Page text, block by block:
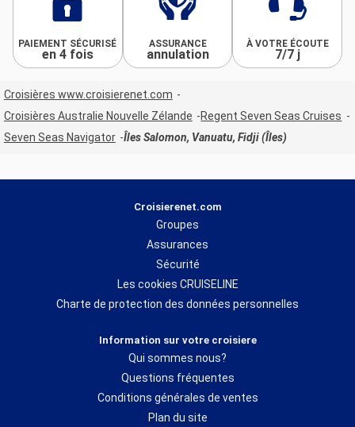
PAIEMENT SÉCURISÉ
en 4 fois
ASSURANCE
annulation
À VOTRE ÉCOUTE
7/7 j
Croisières www.croisierenet.com
Croisières Australie Nouvelle Zélande
Regent Seven Seas Cruises
Seven Seas Navigator
Îles Salomon, Vanuatu, Fidji (Îles)
Croisierenet.com
Groupes
Assurances
Sécurité
Les cookies CRUISELINE
Charte de protection des données personnelles
Information sur votre croisiere
Qui sommes nous?
Questions fréquentes
Conditions générales de ventes
Plan du site